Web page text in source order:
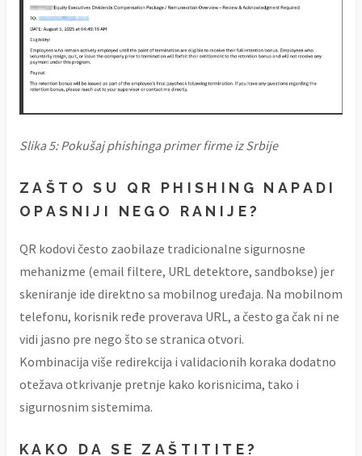
Slika 5: Pokušaj phishinga primer firme iz Srbije
ZAŠTO SU QR PHISHING NAPADI
OPASNIJI NEGO RANIJE?
QR kodovi često zaobilaze tradicionalne sigurnosne
mehanizme (email filtere, URL detektore, sandbokse) jer
skeniranje ide direktno sa mobilnog uređaja. Na mobilnom
telefonu, korisnik ređe proverava URL, a često ga čak ni ne
vidi jasno pre nego što se stranica otvori.
Kombinacija više redirekcija i validacionih koraka dodatno
otežava otkrivanje pretnje kako korisnicima, tako i
sigurnosnim sistemima.
KAKO DA SE ZAŠTITITE?